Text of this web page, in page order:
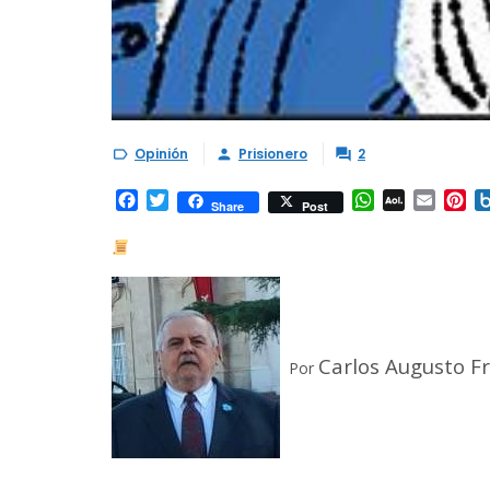
 Opinión  Prisionero  2
Facebook
TwitterShare Post WhatsApp
AOL Email
Por Carlos Augusto